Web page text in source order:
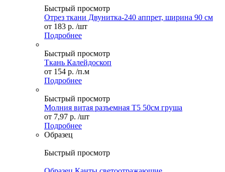
Быстрый просмотр
Отрез ткани Двунитка-240 аппрет, ширина 90 см
от 183 р. /шт
Подробнее
Быстрый просмотр
Ткань Калейдоскоп
от 154 р. /п.м
Подробнее
Быстрый просмотр
Молния витая разъемная Т5 50см груша
от 7,97 р. /шт
Подробнее
Образец
Быстрый просмотр